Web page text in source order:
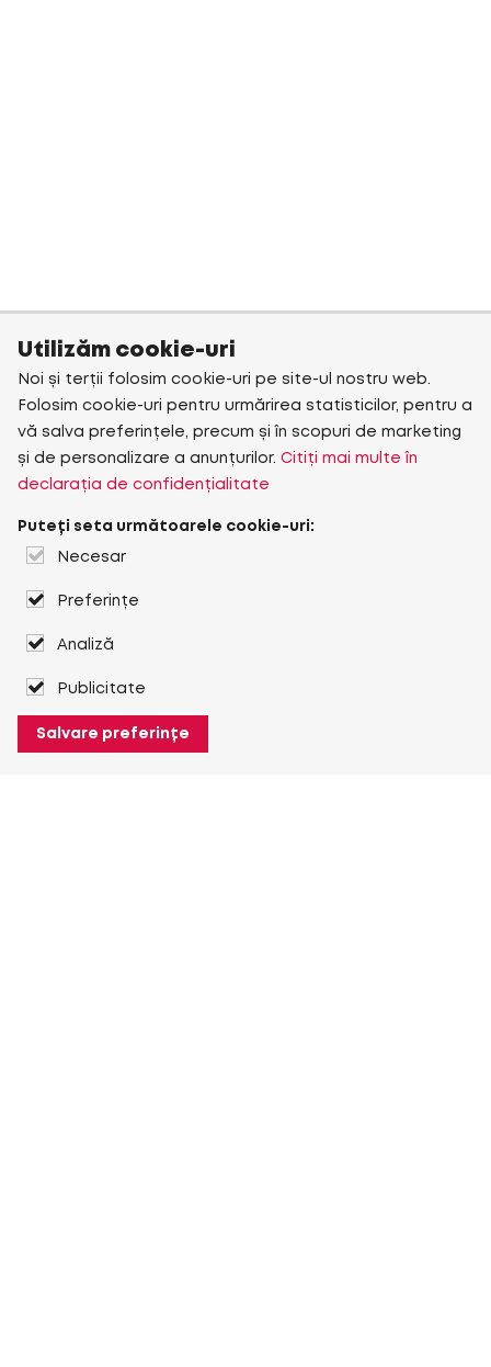
Utilizăm cookie-uri
Noi și terții folosim cookie-uri pe site-ul nostru web.
Folosim cookie-uri pentru urmărirea statisticilor, pentru a
vă salva preferințele, precum și în scopuri de marketing
și de personalizare a anunțurilor. Citiți mai multe în
declarația de confidențialitate
Puteți seta următoarele cookie-uri:
Necesar
Preferințe
Analiză
Publicitate
Salvare preferințe